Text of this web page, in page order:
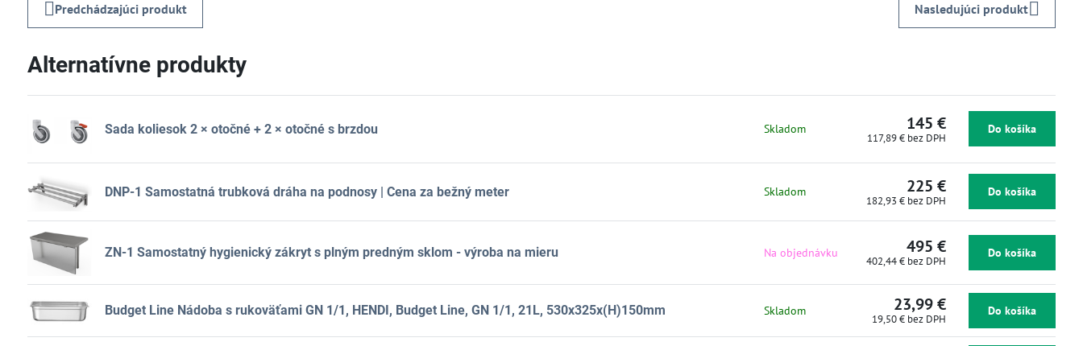
Predchádzajúci produkt Nasledujúci produkt
Alternatívne produkty
Sada koliesok 2 × otočné + 2 × otočné s brzdou Skladom 145 €
117,89 € bez DPH
Do košíka
DNP-1 Samostatná trubková dráha na podnosy | Cena za bežný meter Skladom 225 €
182,93 € bez DPH
Do košíka
ZN-1 Samostatný hygienický zákryt s plným predným sklom - výroba na mieru Na objednávku 495 €
402,44 € bez DPH
Do košíka
Budget Line Nádoba s rukoväťami GN 1/1, HENDI, Budget Line, GN 1/1, 21L, 530x325x(H)150mm Skladom 23,99 €
19,50 € bez DPH
Do košíka